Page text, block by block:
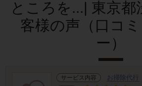
ところを...| 東京都
客様の声（口コミ
ー）
サービス内容 お掃除代行